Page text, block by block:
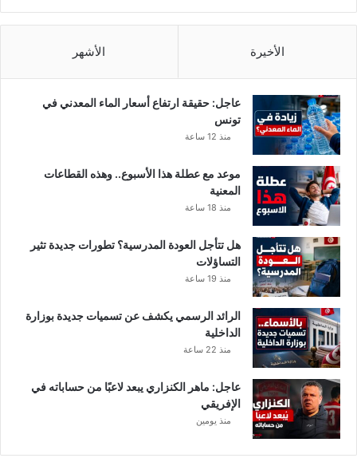
ة
ع
و
ط
ق
م
ة
1
0
2
م
ن
د
الأخيرة الأشهر
عاجل: حقيقة ارتفاع أسعار الماء المعدني في
تونس
منذ 12 ساعة
موعد مع عطلة هذا الأسبوع.. وهذه القطاعات
المعنية
منذ 18 ساعة
هل تتأجل العودة المدرسية؟ تطورات جديدة تثير
التساؤلات
منذ 19 ساعة
الرائد الرسمي يكشف عن تسميات جديدة بوزارة
الداخلية
منذ 22 ساعة
عاجل: ماهر الكنزاري يبعد لاعبًا من حساباته في
الإفريقي
منذ يومين